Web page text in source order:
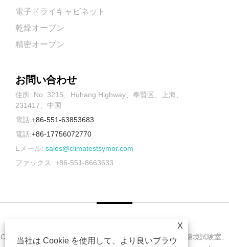
電子ドライキャビネット
乾燥オーブン
精密オーブン
お問い合わせ
住所: No. 3215、Huhang Highway、奉賢区、上海、
231417、中国
電話:+86-551-63853683
電話:+86-17756072770
Eメール: sales@climatestsymor.com
ファックス: +86-551-8663633
Copyright © 2022 Symor Instrument Equipment Co., Ltd. 環境試験室、
X
当社は Cookie を使用して、より良いブラウ